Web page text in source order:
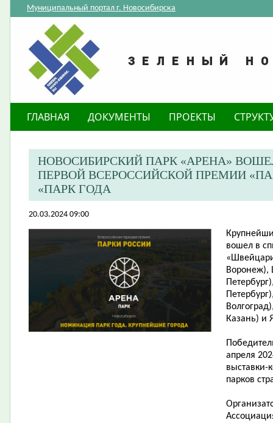
Муниципальный портал г. Новосибирска
ГЛАВНАЯ ДОКУМЕНТЫ ПРОЕКТЫ
НОВОСИБИРСКИЙ ПАРК «АРЕНА»
ПЕРВОЙ ВСЕРОССИЙСКОЙ ПРЕМИИ
«ПАРК ГОДА
20.03.2024 09:00
вошел в
Воронеж),
Казань) и
апреля
выставки-
парков